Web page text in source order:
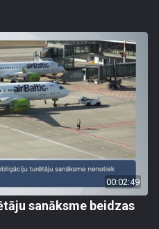
00:02:49
sanāksme beidzas